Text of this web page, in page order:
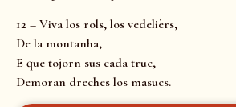
12 – Viva los rols, los vedelièrs,
De la montanha,
E que tojorn sus cada truc,
Demoran dreches los masucs.